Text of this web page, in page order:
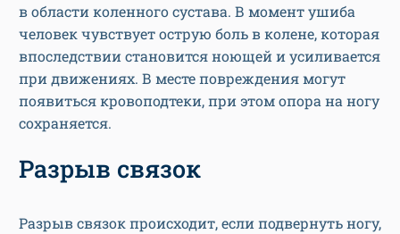
в области коленного сустава. В момент ушиба
человек чувствует острую боль в колене, которая
впоследствии становится ноющей и усиливается
при движениях. В месте повреждения могут
появиться кровоподтеки, при этом опора на ногу
сохраняется.
Разрыв связок
Разрыв связок происходит, если подвернуть ногу,